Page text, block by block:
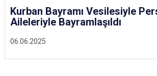
06.06.2025
Kurban Bayramı Vesilesiyle
Aileleriyle Bayramlaşıldı